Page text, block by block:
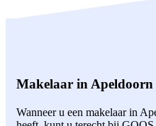
Makelaar in
Wanneer u een makelaar in